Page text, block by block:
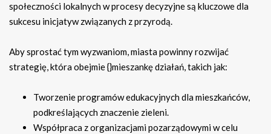
społeczności lokalnych w procesy decyzyjne są kluczowe dla
sukcesu inicjatyw związanych z przyrodą.
Aby sprostać tym wyzwaniom, miasta powinny rozwijać
strategię, która obejmie {}mieszankę działań, takich jak:
Tworzenie programów edukacyjnych dla mieszkańców,
podkreślających znaczenie zieleni.
Współpraca z organizacjami pozarządowymi w celu